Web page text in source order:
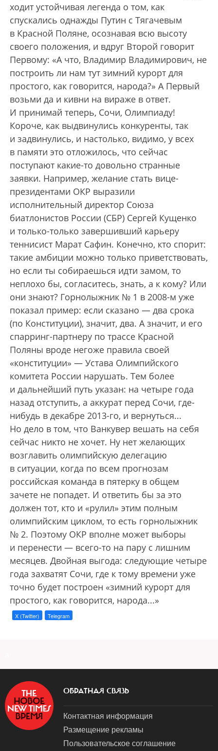
ходит устойчивая легенда о том, как
спускались однажды Путин с Тягачевым
в Красной Поляне, осознавая всю высоту
своего положения, и вдруг Второй говорит
Первому: «А что, Владимир Владимирович, не
построить ли нам тут зимний курорт для
простого, как говорится, народа?» А Первый
возьми да и кивни на вираже в ответ.
И принимай теперь, Сочи, Олимпиаду!
Короче, как выдвинулись конкуренты, так
и задвинулись, и настолько, видимо, у всех
в памяти это отложилось, что сейчас
поступают какие-то довольно странные
заявки. Например, желание стать вице-
президентами ОКР выразили
исполнительный директор Союза
биатлонистов России (СБР) Сергей Кущенко
и только-только завершивший карьеру
теннисист Марат Сафин. Конечно, кто спорит:
такие амбиции можно только приветствовать,
но если ты собираешься идти замом, то
неплохо бы, согласитесь, знать, а к кому? Или
они знают? Горнолыжник № 1 в 2008-м уже
показал пример: если сказано — два срока
(по Конституции), значит, два. А значит, и его
спарринг-партнеру по трассе Красной
Поляны вроде негоже правила своей
«конституции» — Устава Олимпийского
комитета России нарушать. Тем более
и дальнейший путь указан: на четыре года
назад отступить, а аккурат перед Сочи, где-
нибудь в декабре 2013-го, и вернуться...
Но дело в том, что Ванкувер вешать на себя
сейчас никто не хочет. Ну нет желающих
возглавить олимпийскую делегацию
в ситуации, когда по всем прогнозам
российская команда в пятерку в общем
зачете не попадет. И ответить бы за это
должен тот, кто и «рулил» этим полным
олимпийским циклом, то есть горнолыжник
№ 2. Поэтому ОКР вполне может выборы
и перенести — всего-то на пару с лишним
месяцев. Двойная выгода: следующие четыре
года захватят Сочи, где к тому времени уже
точно будет построен «зимний курорт для
простого, как говорится, народа...»
X (Twitter) Telegram
ОБРАТНАЯ СВЯЗЬ
Контактная информация
Размещение рекламы
Пользовательское соглашение